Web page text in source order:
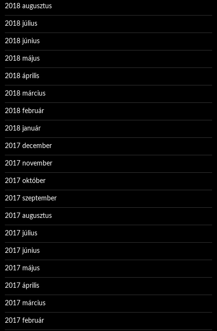
2018 augusztus
2018 július
2018 június
2018 május
2018 április
2018 március
2018 február
2018 január
2017 december
2017 november
2017 október
2017 szeptember
2017 augusztus
2017 július
2017 június
2017 május
2017 április
2017 március
2017 február